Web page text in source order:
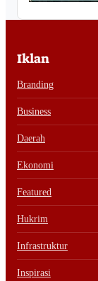
Iklan
Branding
Business
Daerah
Ekonomi
Featured
Hukrim
Infrastruktur
Inspirasi